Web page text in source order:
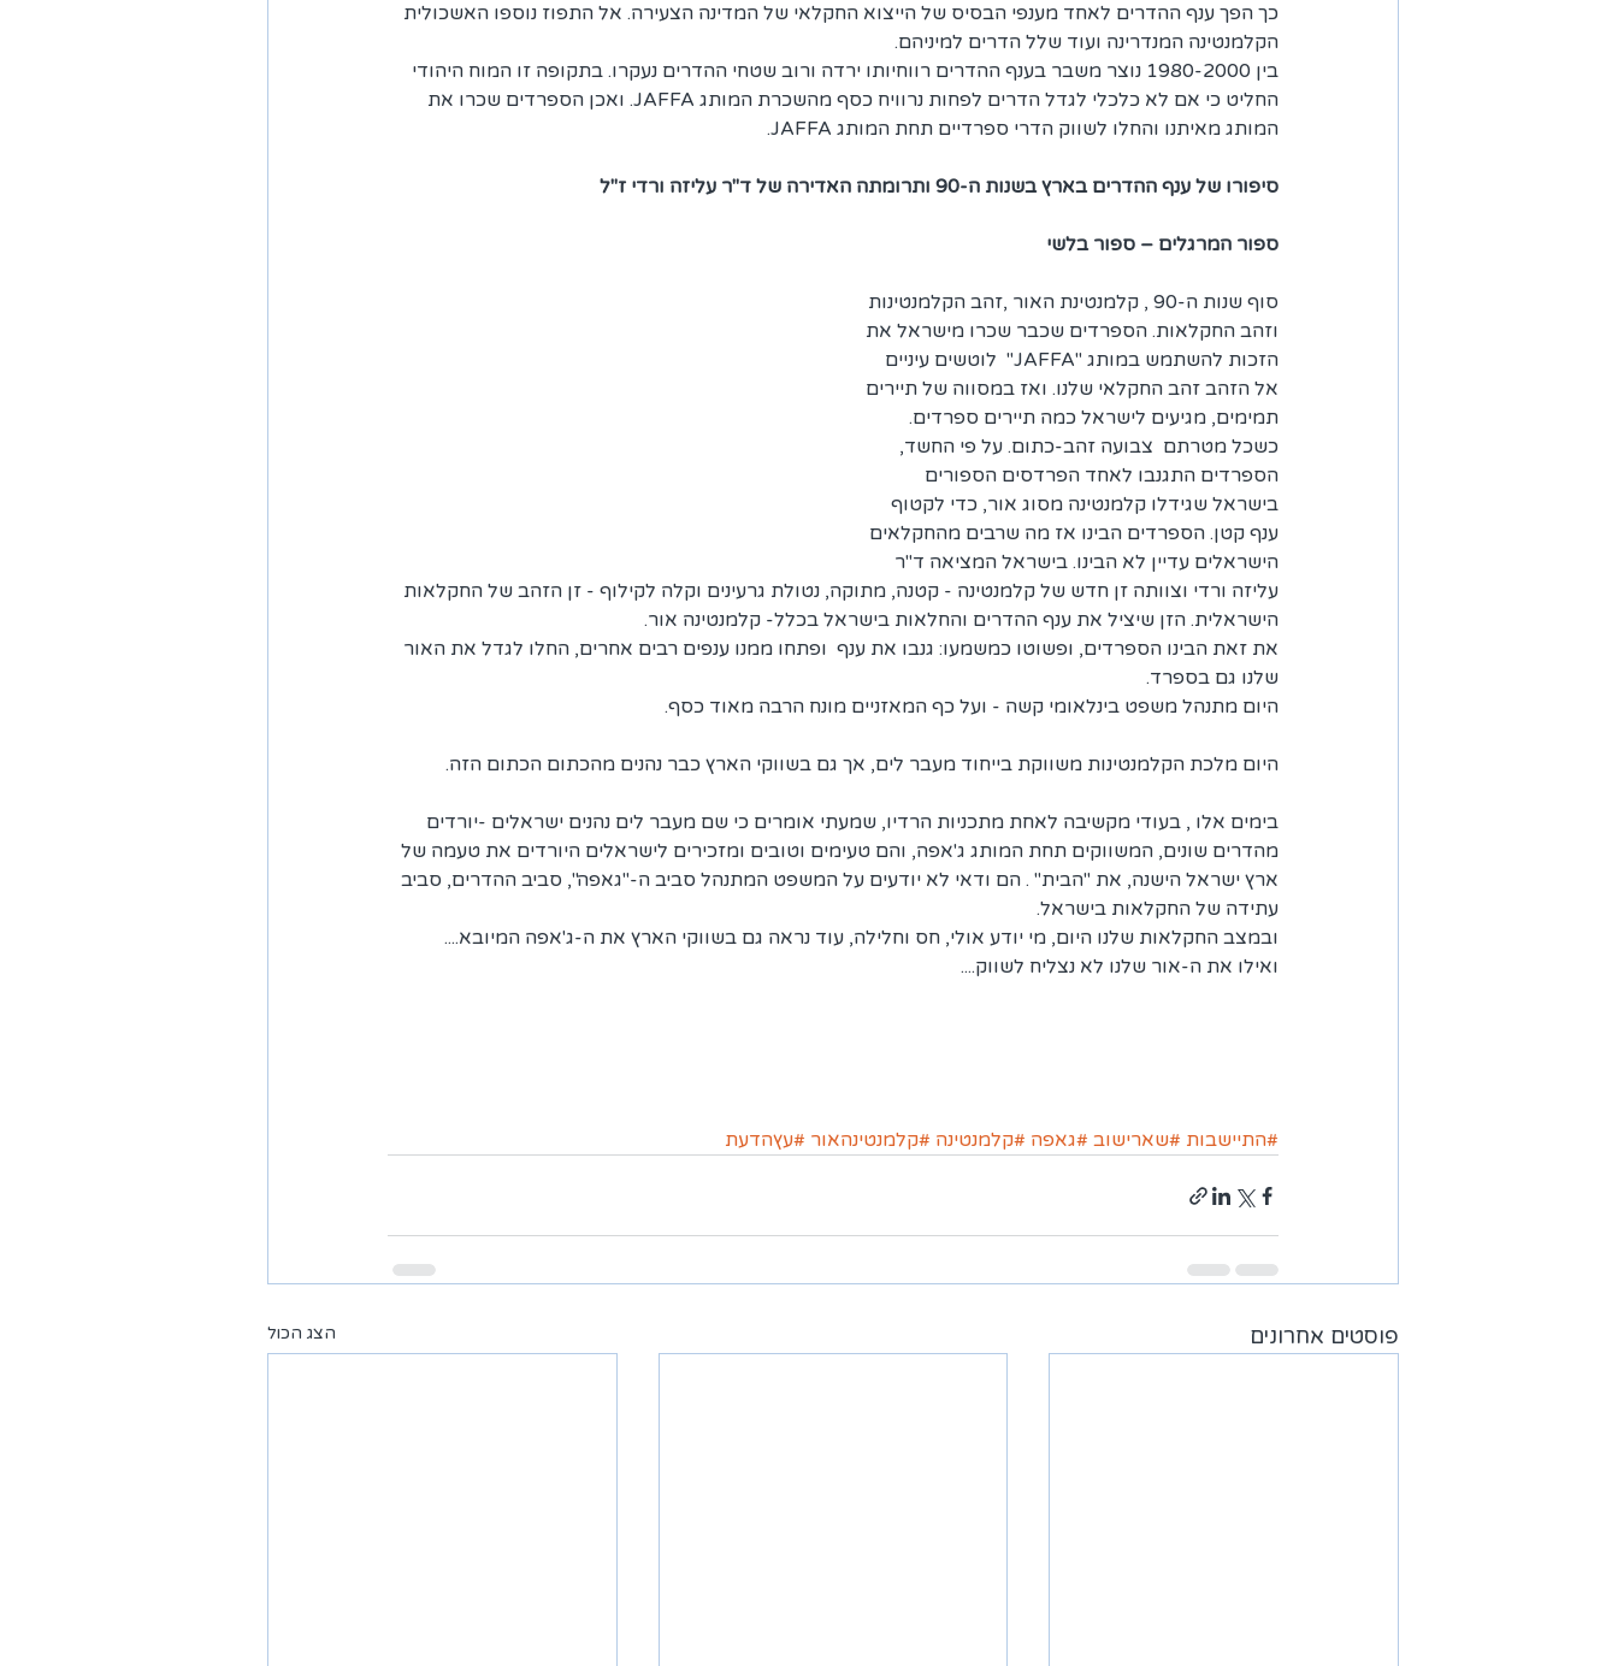
כך הפך ענף ההדרים לאחד מענפי הבסיס של הייצוא החקלאי של המדינה הצעירה. אל התפוז נוספו האשכולית
הקלמנטינה המנדרינה ועוד שלל הדרים למיניהם.
בין 1980-2000 נוצר משבר בענף ההדרים רווחיותו ירדה ורוב שטחי ההדרים נעקרו. בתקופה זו המוח היהודי
החליט כי אם לא כלכלי לגדל הדרים לפחות נרוויח כסף מהשכרת המותג JAFFA. ואכן הספרדים שכרו את
המותג מאיתנו והחלו לשווק הדרי ספרדיים תחת המותג JAFFA.
סיפורו של ענף ההדרים בארץ בשנות ה-90 ותרומתה האדירה של ד"ר עליזה ורדי ז"ל
ספור המרגלים – ספור בלשי
סוף שנות ה-90 , קלמנטינת האור ,זהב הקלמנטינות
וזהב החקלאות. הספרדים שכבר שכרו מישראל את
הזכות להשתמש במותג "JAFFA"  לוטשים עיניים
אל הזהב זהב החקלאי שלנו. ואז במסווה של תיירים
תמימים, מגיעים לישראל כמה תיירים ספרדים.
כשכל מטרתם  צבועה זהב-כתום. על פי החשד,
הספרדים התגנבו לאחד הפרדסים הספורים
בישראל שגידלו קלמנטינה מסוג אור, כדי לקטוף
ענף קטן. הספרדים הבינו אז מה שרבים מהחקלאים
הישראלים עדיין לא הבינו. בישראל המציאה ד"ר
עליזה ורדי וצוותה זן חדש של קלמנטינה - קטנה, מתוקה, נטולת גרעינים וקלה לקילוף - זן הזהב של החקלאות
הישראלית. הזן שיציל את ענף ההדרים והחלאות בישראל בכלל- קלמנטינה אור.
את זאת הבינו הספרדים, ופשוטו כמשמעו: גנבו את ענף  ופתחו ממנו ענפים רבים אחרים, החלו לגדל את האור
שלנו גם בספרד.
היום מתנהל משפט בינלאומי קשה - ועל כף המאזניים מונח הרבה מאוד כסף.
היום מלכת הקלמנטינות משווקת בייחוד מעבר לים, אך גם בשווקי הארץ כבר נהנים מהכתום הכתום הזה.
בימים אלו , בעודי מקשיבה לאחת מתכניות הרדיו, שמעתי אומרים כי שם מעבר לים נהנים ישראלים -יורדים
מהדרים שונים, המשווקים תחת המותג ג'אפה, והם טעימים וטובים ומזכירים לישראלים היורדים את טעמה של
ארץ ישראל הישנה, את "הבית" . הם ודאי לא יודעים על המשפט המתנהל סביב ה-"גאפה", סביב ההדרים, סביב
עתידה של החקלאות בישראל.
ובמצב החקלאות שלנו היום, מי יודע אולי, חס וחלילה, עוד נראה גם בשווקי הארץ את ה-ג'אפה המיובא....
ואילו את ה-אור שלנו לא נצליח לשווק....
#התיישבות #שארישוב #גאפה #קלמנטינה #קלמנטינהאור #עץהדעת
פוסטים אחרונים הצג הכול